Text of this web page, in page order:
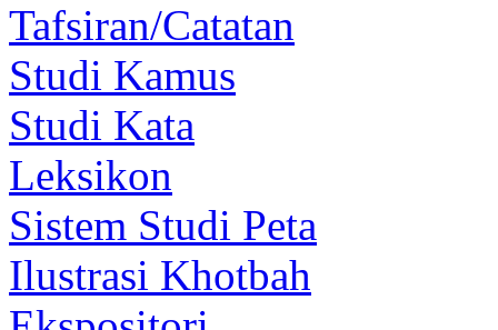
Tafsiran/Catatan
Studi Kamus
Studi Kata
Leksikon
Sistem Studi Peta
Ilustrasi Khotbah